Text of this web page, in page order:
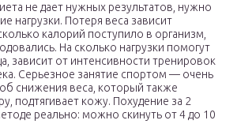
не дает нужных результатов, нужно
нагрузки. Потеря веса зависит
калорий поступило в организм,
На сколько нагрузки помогут
зависит от интенсивности тренировок
Серьезное занятие спортом — очень
снижения веса, который также
подтягивает кожу. Похудение за 2
реально: можно скинуть от 4 до 10